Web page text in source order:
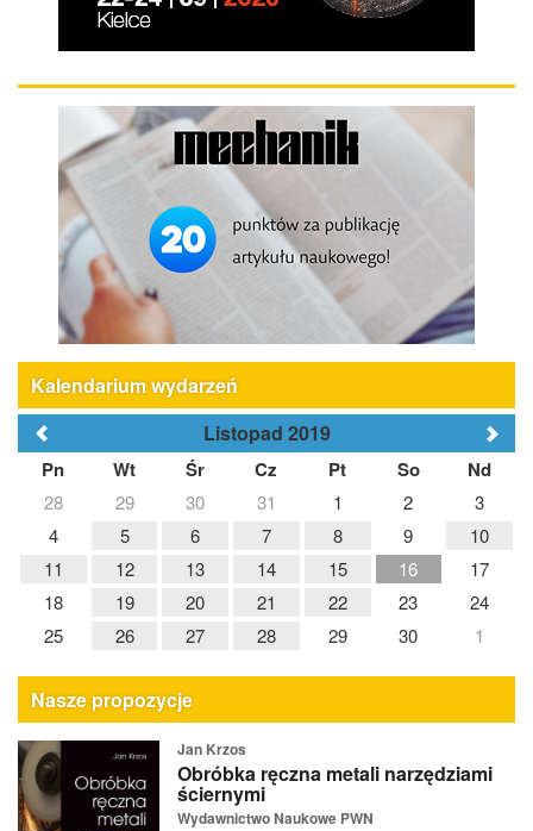
Kalendarium wydarzeń
Listopad 2019
Pn Wt Śr Cz Pt So Nd
28 29 30 31 1 2
3
4
5 6 7 8 9
10
11
12 13 14 15 16
17
18
19 20 21 22 23
24
25
26 27 28 29 30 1
Nasze propozycje
Jan Krzos
Obróbka ręczna metali narzędziami
ściernymi
Wydawnictwo Naukowe PWN